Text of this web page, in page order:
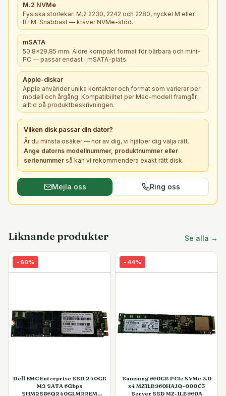
M.2 NVMe
Fysiska storlekar: M.2 2230, 2242 och 2280, nyckel M eller
B+M. Snabbast — kräver NVMe-stöd.
mSATA
50,8×29,85 mm. Äldre kompakt format för bärbara och mini-
PC — passar endast i mSATA-plats.
Apple-diskar
Apple använder unika kontakter och format som varierar per
modell och årgång. Kompatibilitet per Mac-modell framgår
alltid på produktbeskrivningen.
Vilken disk passar din dator?
Är du minsta osäker — hör av dig, vi hjälper dig välja rätt.
Ange datorns modellnummer, produktnummer eller
serienummer så kan vi rekommendera exakt rätt disk.
Mejla oss Ring oss
Liknande produkter Se alla →
- 60%
Dell EMC Enterprise SSD 240GB
M2 SATA 6Gbps
SHM2S86Q240GLM22EM
- 44%
Samsung 960GB PCIe NVMe 3.0
x4 MZ1LB960HAJQ-000C3
Server SSD MZ-1LB960A